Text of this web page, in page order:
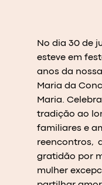
No dia 30 de
esteve em
anos da
Maria da
Maria.
tradição ao
familiares e
reencontros,
gratidão por
mulher